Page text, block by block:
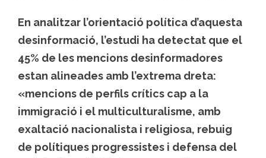
En analitzar l’orientació política d’aquesta
desinformació, l’estudi ha detectat que el
45% de les mencions desinformadores
estan alineades amb l’extrema dreta:
«mencions de perfils crítics cap a la
immigració i el multiculturalisme, amb
exaltació nacionalista i religiosa, rebuig
de polítiques progressistes i defensa del